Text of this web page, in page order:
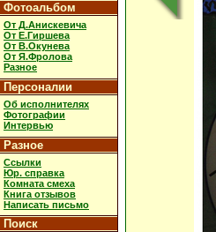
Фотоальбом
От Д.Анискевича
От Е.Гиршева
От В.Окунева
От Я.Фролова
Разное
Персоналии
Об исполнителях
Фотографии
Интервью
Разное
Ссылки
Юр. справка
Комната смеха
Книга отзывов
Написать письмо
Поиск